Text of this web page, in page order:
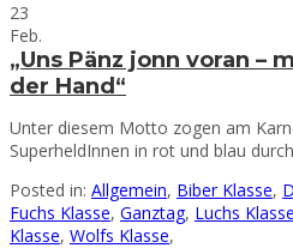
23
Feb.
„Uns Pänz jonn voran –
der Hand“
Unter diesem Motto zogen am
SuperheldInnen in rot und blau
Posted in: Allgemein, Biber Klasse,
Fuchs Klasse, Ganztag, Luchs Klasse
Klasse, Wolfs Klasse,